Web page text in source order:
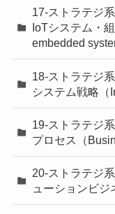
17-ストラテジ
IoTシステム・
embedded
18-ストラテジ
システム戦略（
19-ストラテジ
プロセス（
20-ストラテジ
ューションビジ